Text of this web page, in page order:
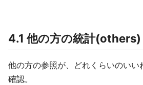
4.1 他の方の統計(others)
他の方の参照が、どれくらいのい
確認。